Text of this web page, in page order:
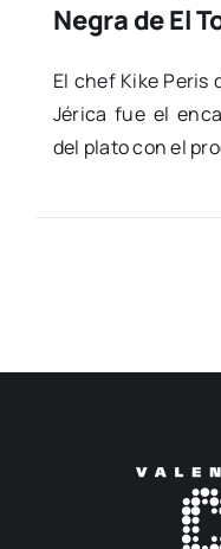
Negra de El
El chef Kike Peris
Jéri­ca fue el
del pla­to con el